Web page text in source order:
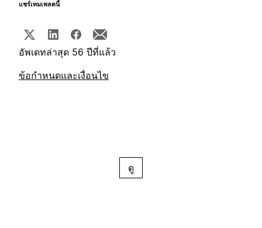
แชร์เทมเพลตนี้
อัพเดทล่าสุด 56 ปีที่แล้ว
ข้อกำหนดและเงื่อนไข
ดู